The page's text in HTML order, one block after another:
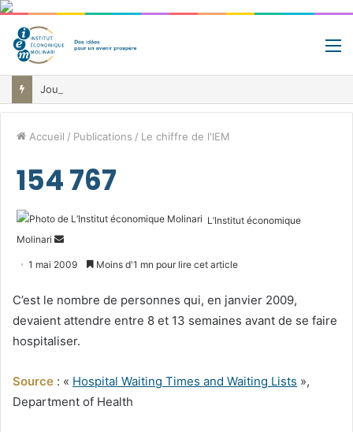
Accueil / Publications / Le chiffre de l'IEM
154 767
L’Institut économique
Molinari
Envoyer
1 mai 2009 Moins d'1 mn pour lire cet article
C’est le nombre de personnes qui, en janvier 2009,
devaient attendre entre 8 et 13 semaines avant de se faire
hospitaliser.
Source : « Hospital Waiting Times and Waiting Lists »,
Department of Health